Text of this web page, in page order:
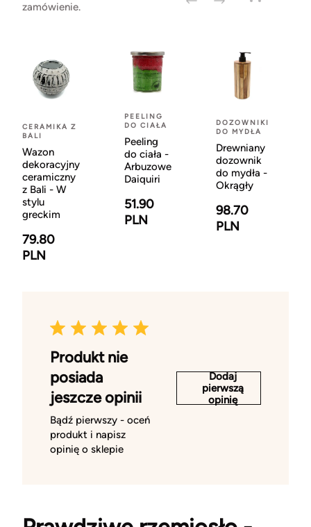
zamówienie.
CERAMIKA Z
BALI
Wazon
dekoracyjny
ceramiczny
z Bali - W
stylu
greckim
79.80
PLN
PEELING
DO CIAŁA
Peeling
do ciała -
Arbuzowe
Daiquiri
51.90
PLN
DOZOWNIKI
DO MYDŁA
Drewniany
dozownik
do mydła -
Okrągły
98.70
PLN
Produkt nie
posiada
jeszcze opinii
Bądź pierwszy - oceń
produkt i napisz
opinię o sklepie
Dodaj
pierwszą
opinię